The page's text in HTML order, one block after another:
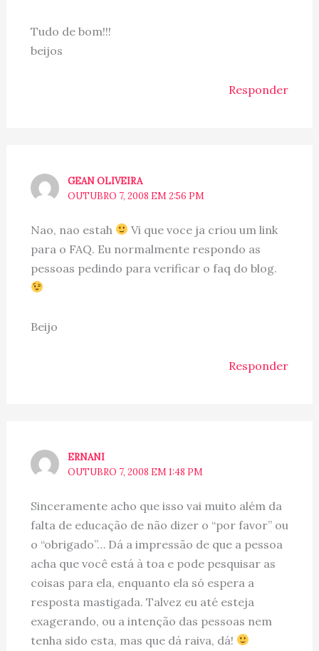
Tudo de bom!!!
beijos
Responder
GEAN OLIVEIRA
OUTUBRO 7, 2008 EM 2:56 PM
Nao, nao estah
Vi que voce ja criou um link
para o FAQ. Eu normalmente respondo as
pessoas pedindo para verificar o faq do blog.
Beijo
Responder
ERNANI
OUTUBRO 7, 2008 EM 1:48 PM
Sinceramente acho que isso vai muito além da
falta de educação de não dizer o “por favor” ou
o “obrigado”… Dá a impressão de que a pessoa
acha que você está à toa e pode pesquisar as
coisas para ela, enquanto ela só espera a
resposta mastigada. Talvez eu até esteja
exagerando, ou a intenção das pessoas nem
tenha sido esta, mas que dá raiva, dá!